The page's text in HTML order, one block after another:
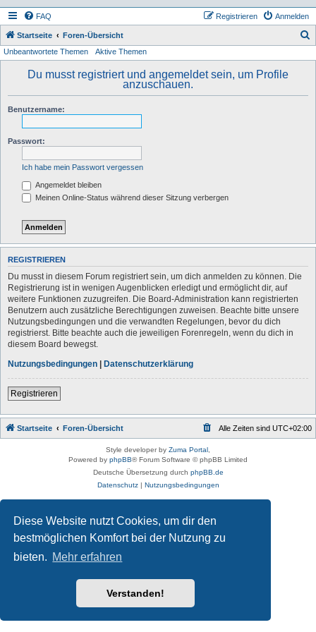
Diese Website nutzt Cookies, um dir den
bestmöglichen Komfort bei der Nutzung zu
bieten. Mehr erfahren
Verstanden!
FAQ Anmelden
Registrieren
Startseite Foren-Übersicht
Unbeantwortete Themen Aktive Themen
Du musst registriert und angemeldet sein, um Profile
anzuschauen.
Benutzername:
Passwort:
Ich habe mein Passwort vergessen
Angemeldet bleiben
Meinen Online-Status während dieser Sitzung verbergen
REGISTRIEREN
Du musst in diesem Forum registriert sein, um dich anmelden zu können. Die
Registrierung ist in wenigen Augenblicken erledigt und ermöglicht dir, auf
weitere Funktionen zuzugreifen. Die Board-Administration kann registrierten
Benutzern auch zusätzliche Berechtigungen zuweisen. Beachte bitte unsere
Nutzungsbedingungen und die verwandten Regelungen, bevor du dich
registrierst. Bitte beachte auch die jeweiligen Forenregeln, wenn du dich in
diesem Board bewegst.
Nutzungsbedingungen | Datenschutzerklärung
Registrieren
Startseite Foren-Übersicht Alle Zeiten sind UTC+02:00
Style developer by Zuma Portal
Powered by phpBB® Forum Software © phpBB Limited
Deutsche Übersetzung durch phpBB.de
Datenschutz| Nutzungsbedingungen